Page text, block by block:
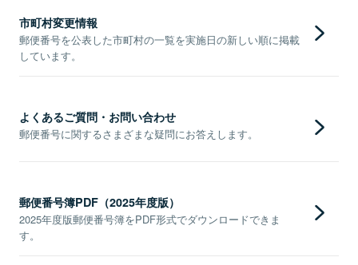
市町村変更情報
郵便番号を公表した市町村の一覧を実施日の新しい順に掲載
しています。
よくあるご質問・お問い合わせ
郵便番号に関するさまざまな疑問にお答えします。
郵便番号簿PDF（2025年度版）
2025年度版郵便番号簿をPDF形式でダウンロードできま
す。